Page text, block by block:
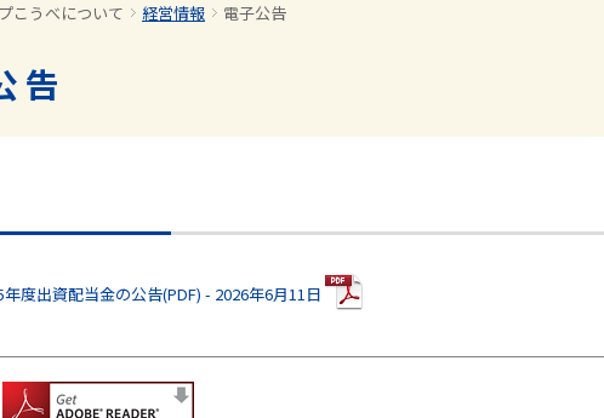
こうべについて 経営情報 電子公告
告
年度出資配当金の公告(PDF) - 2026年6月11日